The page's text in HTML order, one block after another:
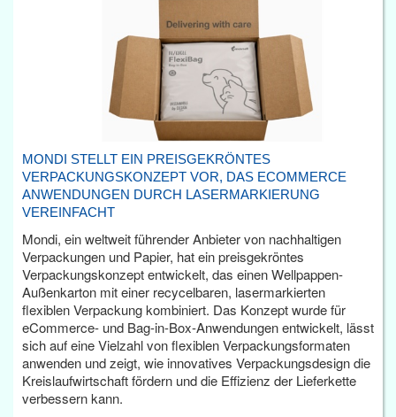
MONDI STELLT EIN PREISGEKRÖNTES
VERPACKUNGSKONZEPT VOR, DAS ECOMMERCE
ANWENDUNGEN DURCH LASERMARKIERUNG
VEREINFACHT
Mondi, ein weltweit führender Anbieter von nachhaltigen
Verpackungen und Papier, hat ein preisgekröntes
Verpackungskonzept entwickelt, das einen Wellpappen-
Außenkarton mit einer recycelbaren, lasermarkierten
flexiblen Verpackung kombiniert. Das Konzept wurde für
eCommerce- und Bag-in-Box-Anwendungen entwickelt, lässt
sich auf eine Vielzahl von flexiblen Verpackungsformaten
anwenden und zeigt, wie innovatives Verpackungsdesign die
Kreislaufwirtschaft fördern und die Effizienz der Lieferkette
verbessern kann.